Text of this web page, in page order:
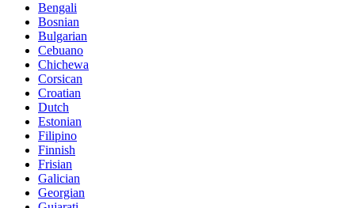
Bengali
Bosnian
Bulgarian
Cebuano
Chichewa
Corsican
Croatian
Dutch
Estonian
Filipino
Finnish
Frisian
Galician
Georgian